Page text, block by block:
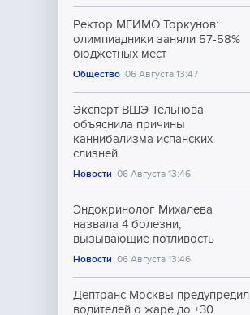
Ректор МГИМО Торкунов:
олимпиадники заняли 57-58%
бюджетных мест
Общество 06 Августа 13:47
Эксперт ВШЭ Тельнова
объяснила причины
каннибализма испанских
слизней
Новости 06 Августа 13:46
Эндокринолог Михалева
назвала 4 болезни,
вызывающие потливость
Новости 06 Августа 13:46
Дептранс Москвы предупредил
водителей о жаре до +30